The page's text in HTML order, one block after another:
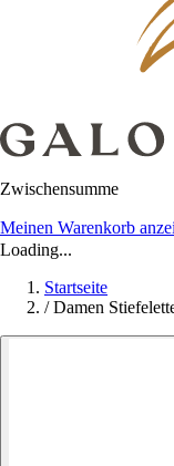
Zwischensumme
Meinen Warenkorb
Loading...
Startseite
/ Damen